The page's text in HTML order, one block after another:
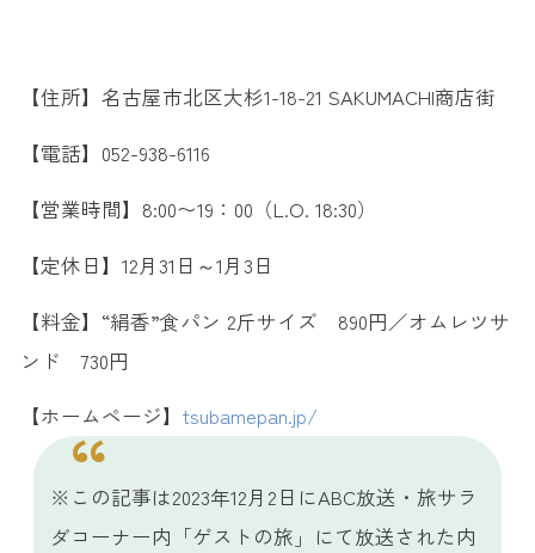
【住所】名古屋市北区大杉1-18-21 SAKUMACHI商店街
【電話】052-938-6116
【営業時間】8:00〜19：00（L.O. 18:30）
【定休日】12月31日～1月3日
【料金】“絹香”食パン 2斤サイズ 890円／オムレツサ
ンド 730円
【ホームページ】 tsubamepan.jp/
※この記事は2023年12月2日にABC放送・旅サラ
ダコーナー内「ゲストの旅」にて放送された内